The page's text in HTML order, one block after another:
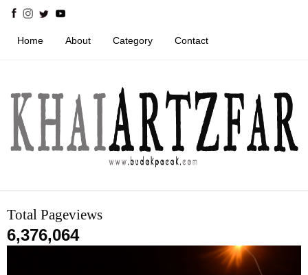
Home About Category Contact
Total Pageviews
6,376,064